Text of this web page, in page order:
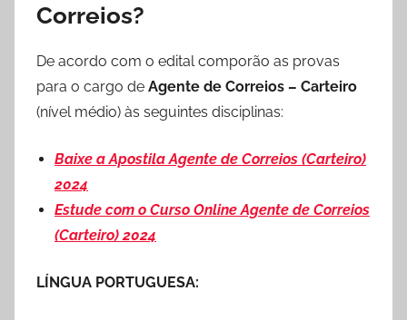
Correios?
De acordo com o edital comporão as provas
para o cargo de Agente de Correios – Carteiro
(nível médio) às seguintes disciplinas:
Baixe a Apostila Agente de Correios (Carteiro)
2024
Estude com o Curso Online Agente de Correios
(Carteiro) 2024
LÍNGUA PORTUGUESA: